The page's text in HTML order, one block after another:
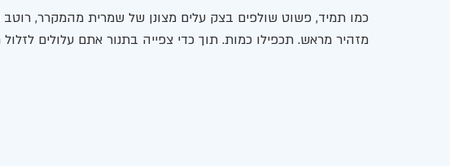
כמו תמיד, פשוט שולפים בצק עלים מצונן של שמרית מהמקרר, רוטב
מזהיר מראש. תכפילו כמות. תוך כדי צפייה בתנור אתם עלולים